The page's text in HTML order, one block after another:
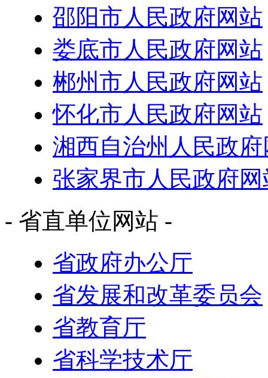
邵阳市人民政府网站
娄底市人民政府网站
郴州市人民政府网站
怀化市人民政府网站
湘西自治州人民政
张家界市人民政府网
- 省直单位网站 -
省政府办公厅
省发展和改革委员会
省教育厅
省科学技术厅